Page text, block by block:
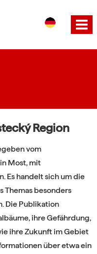
EN
Region
vom
Most, mit
Es handelt sich um die
Themas besonders
Die Publikation
ihre Gefährdung,
ihre Zukunft im Gebiet
über etwa ein